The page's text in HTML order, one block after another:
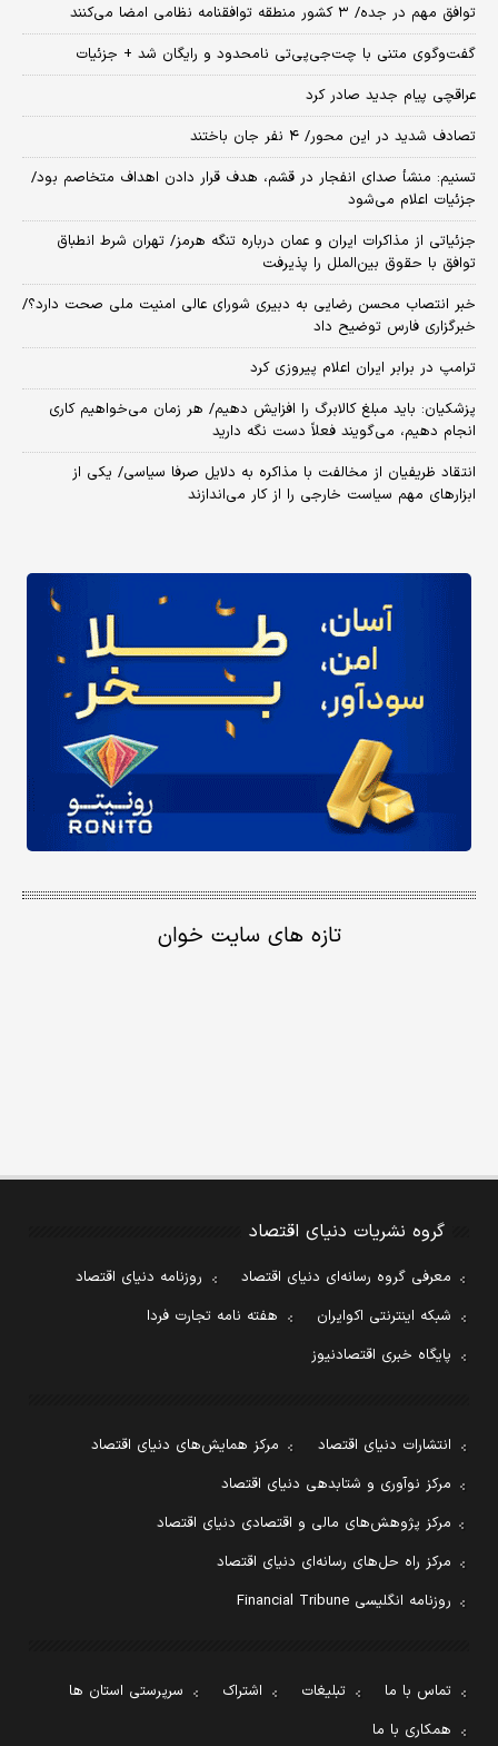
توافق مهم در جده/ ۳ کشور منطقه توافقنامه نظامی امضا می‌کنند
گفت‌وگوی متنی با چت‌جی‌پی‌تی نامحدود و رایگان شد + جزئیات
عراقچی پیام جدید صادر کرد
تصادف شدید در این محور/ ۴ نفر جان باختند
تسنیم: منشأ صدای انفجار در قشم، هدف قرار دادن اهداف متخاصم بود/
جزئیات اعلام می‌شود
جزئیاتی از مذاکرات ایران و عمان درباره تنگه هرمز/ تهران شرط انطباق
توافق با حقوق بین‌الملل را پذیرفت
خبر انتصاب محسن رضایی به دبیری شورای عالی امنیت ملی صحت دارد؟/
خبرگزاری فارس توضیح داد
ترامپ در برابر ایران اعلام پیروزی کرد
پزشکیان: باید مبلغ کالابرگ را افزایش دهیم/ هر زمان می‌خواهیم کاری
انجام دهیم، می‌گویند فعلاً دست نگه دارید
انتقاد ظریفیان از مخالفت با مذاکره به دلایل صرفا سیاسی/ یکی از
ابزارهای مهم سیاست خارجی را از کار می‌اندازند
تازه های سایت خوان
گروه نشریات دنیای اقتصاد
معرفی گروه رسانه‌ای دنیای اقتصاد
روزنامه دنیای اقتصاد
شبکه اینترنتی اکوایران
هفته نامه تجارت فردا
پایگاه خبری اقتصادنیوز
انتشارات دنیای اقتصاد
مرکز همایش‌های دنیای اقتصاد
مرکز نوآوری و شتابدهی دنیای اقتصاد
مرکز پژوهش‌های مالی و اقتصادی دنیای اقتصاد
مرکز راه حل‌های رسانه‌ای دنیای اقتصاد
روزنامه انگلیسی Financial Tribune
تماس با ما تبلیغات اشتراک
سرپرستی استان ها
همکاری با ما